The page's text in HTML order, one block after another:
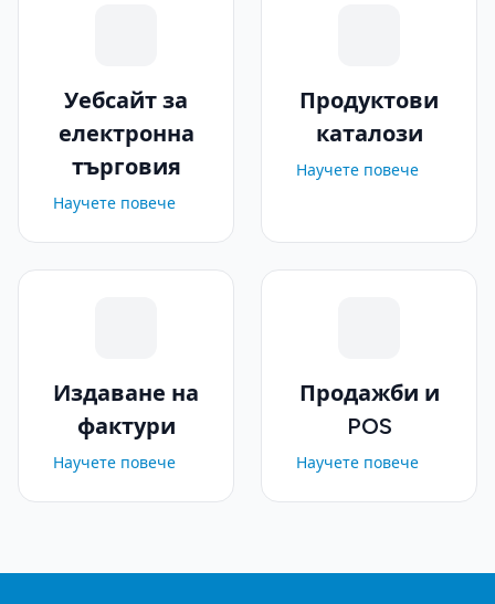
Уебсайт за
електронна
търговия
Научете повече
Продуктови
каталози
Научете повече
Издаване на
фактури
Научете повече
Продажби и
POS
Научете повече